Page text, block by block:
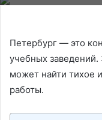
Петербург — это
учебных
может найти тихое
работы.